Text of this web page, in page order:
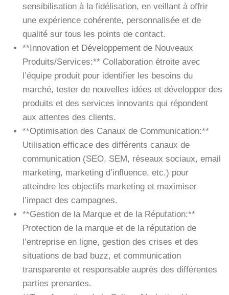
sensibilisation à la fidélisation, en veillant à offrir
une expérience cohérente, personnalisée et de
qualité sur tous les points de contact.
**Innovation et Développement de Nouveaux
Produits/Services:** Collaboration étroite avec
l’équipe produit pour identifier les besoins du
marché, tester de nouvelles idées et développer des
produits et des services innovants qui répondent
aux attentes des clients.
**Optimisation des Canaux de Communication:**
Utilisation efficace des différents canaux de
communication (SEO, SEM, réseaux sociaux, email
marketing, marketing d’influence, etc.) pour
atteindre les objectifs marketing et maximiser
l’impact des campagnes.
**Gestion de la Marque et de la Réputation:**
Protection de la marque et de la réputation de
l’entreprise en ligne, gestion des crises et des
situations de bad buzz, et communication
transparente et responsable auprès des différentes
parties prenantes.